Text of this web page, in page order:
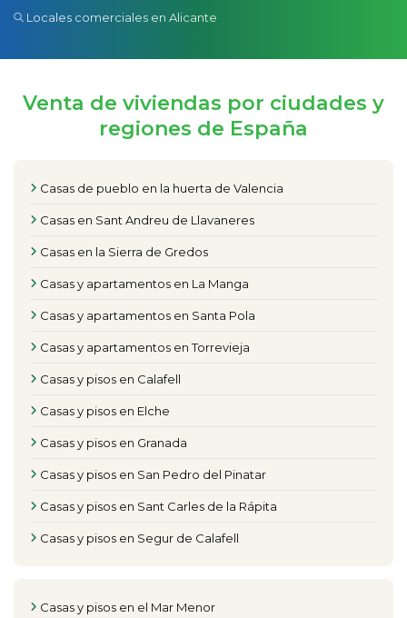
Locales comerciales en Alicante
Venta de viviendas por ciudades y
regiones de España
Casas de pueblo en la huerta de Valencia
Casas en Sant Andreu de Llavaneres
Casas en la Sierra de Gredos
Casas y apartamentos en La Manga
Casas y apartamentos en Santa Pola
Casas y apartamentos en Torrevieja
Casas y pisos en Calafell
Casas y pisos en Elche
Casas y pisos en Granada
Casas y pisos en San Pedro del Pinatar
Casas y pisos en Sant Carles de la Rápita
Casas y pisos en Segur de Calafell
Casas y pisos en el Mar Menor